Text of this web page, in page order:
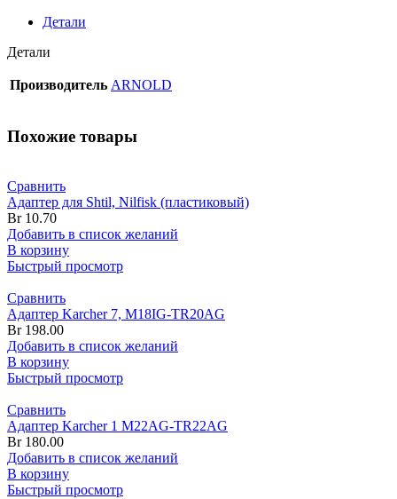
Детали
Детали
Производитель ARNOLD
Похожие товары
Сравнить
Адаптер для Shtil, Nilfisk (пластиковый)
Br10.70
Добавить в список желаний
В корзину
Быстрый просмотр
Сравнить
Адаптер Karcher 7, M18IG-TR20AG
Br198.00
Добавить в список желаний
В корзину
Быстрый просмотр
Сравнить
Адаптер Karcher 1 M22AG-TR22AG
Br180.00
Добавить в список желаний
В корзину
Быстрый просмотр